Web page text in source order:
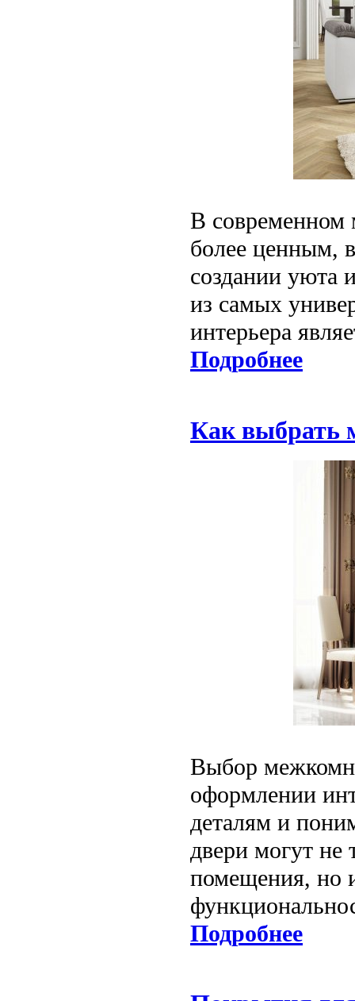
В современном
более ценным,
создании уюта
из самых
интерьера
Подробнее
Как выбрать
Выбор
оформлении
деталям и
двери могут
помещения, но
Подробнее